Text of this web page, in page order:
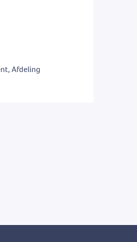
Afdeling